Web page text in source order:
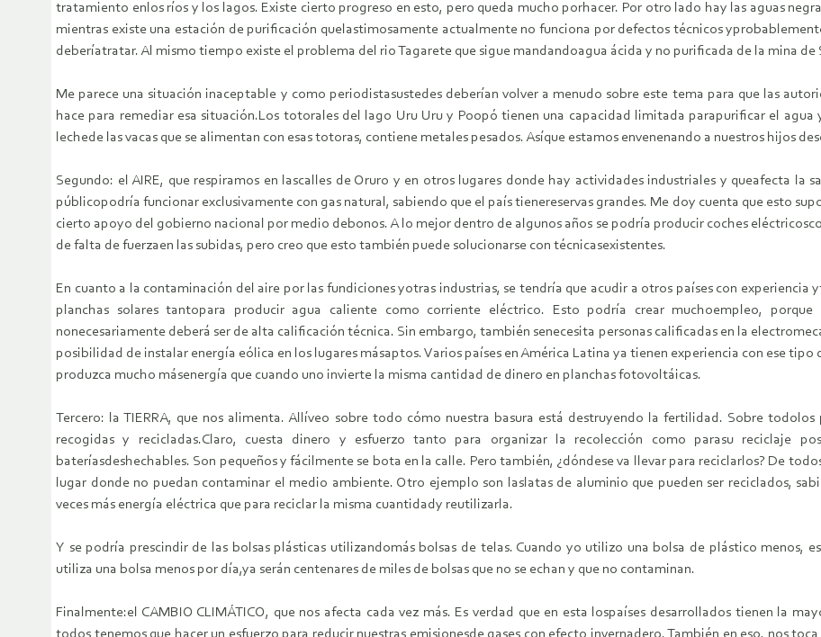
tratamiento enlos ríos y los lagos. Existe cierto progreso en esto, pero queda mucho porhacer. Por otro lado hay las aguas
mientras existe una estación de purificación quelastimosamente actualmente no funciona por defectos técnicos
deberíatratar. Al mismo tiempo existe el problema del rio Tagarete que sigue mandandoagua ácida y no purificada de la mina de
Me parece una situación inaceptable y como periodistasustedes deberían volver a menudo sobre este tema para que las
hace para remediar esa situación.Los totorales del lago Uru Uru y Poopó tienen una capacidad limitada parapurificar el agua
lechede las vacas que se alimentan con esas totoras, contiene metales pesados. Asíque estamos envenenando a nuestros hijos
Segundo: el AIRE, que respiramos en lascalles de Oruro y en otros lugares donde hay actividades industriales y queafecta la
públicopodría funcionar exclusivamente con gas natural, sabiendo que el país tienereservas grandes. Me doy cuenta que esto
cierto apoyo del gobierno nacional por medio debonos. A lo mejor dentro de algunos años se podría producir coches
de falta de fuerzaen las subidas, pero creo que esto también puede solucionarse con técnicasexistentes.
En cuanto a la contaminación del aire por las fundiciones yotras industrias, se tendría que acudir a otros países con
planchas solares tantopara producir agua caliente como corriente eléctrico. Esto podría crear muchoempleo,
nonecesariamente deberá ser de alta calificación técnica. Sin embargo, también senecesita personas calificadas en la
posibilidad de instalar energía eólica en los lugares másaptos. Varios países en América Latina ya tienen experiencia con ese
produzca mucho másenergía que cuando uno invierte la misma cantidad de dinero en planchas fotovoltáicas.
Tercero: la TIERRA, que nos alimenta. Allíveo sobre todo cómo nuestra basura está destruyendo la fertilidad. Sobre
recogidas y recicladas.Claro, cuesta dinero y esfuerzo tanto para organizar la recolección como parasu reciclaje
bateríasdeshechables. Son pequeños y fácilmente se bota en la calle. Pero también, ¿dóndese va llevar para reciclarlos? De
lugar donde no puedan contaminar el medio ambiente. Otro ejemplo son laslatas de aluminio que pueden ser reciclados,
veces más energía eléctrica que para reciclar la misma cuantidady reutilizarla.
Y se podría prescindir de las bolsas plásticas utilizandomás bolsas de telas. Cuando yo utilizo una bolsa de plástico menos,
utiliza una bolsa menos por día,ya serán centenares de miles de bolsas que no se echan y que no contaminan.
Finalmente:el CAMBIO CLIMÁTICO, que nos afecta cada vez más. Es verdad que en esta lospaíses desarrollados tienen la